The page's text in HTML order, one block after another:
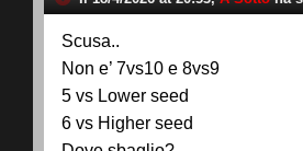
Scusa..
Non e’ 7vs10 e 8vs9
5 vs Lower seed
6 vs Higher seed